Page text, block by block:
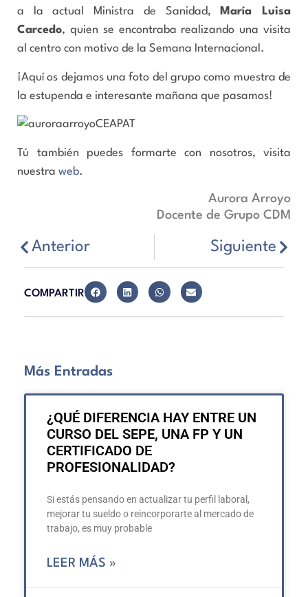
a la actual Ministra de Sanidad,
María Luisa
Carcedo, quien se encontraba realizando una visita
al centro con motivo de la Semana Internacional.
¡Aquí os dejamos una foto del grupo como muestra de
la estupenda e interesante mañana que pasamos!
Tú también puedes formarte con nosotros, visita
nuestra web.
Aurora Arroyo
Docente de Grupo CDM
Anterior Siguiente
COMPARTIR
Más Entradas
¿QUÉ DIFERENCIA HAY ENTRE UN
CURSO DEL SEPE, UNA FP Y UN
CERTIFICADO DE
PROFESIONALIDAD?
Si estás pensando en actualizar tu perfil laboral,
mejorar tu sueldo o reincorporarte al mercado de
trabajo, es muy probable
LEER MÁS »